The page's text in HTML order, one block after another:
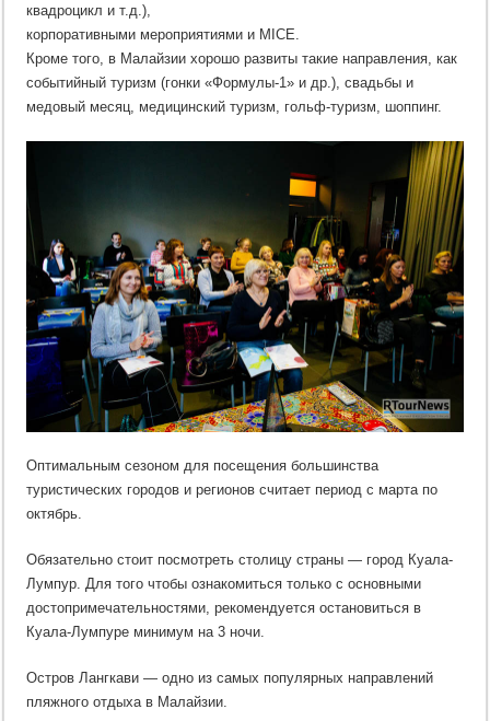
квадроцикл и т.д.),
корпоративными мероприятиями и MICE.
Кроме того, в Малайзии хорошо развиты такие направления, как
событийный туризм (гонки «Формулы-1» и др.), свадьбы и
медовый месяц, медицинский туризм, гольф-туризм, шоппинг.
Оптимальным сезоном для посещения большинства
туристических городов и регионов считает период с марта по
октябрь.
Обязательно стоит посмотреть столицу страны — город Куала-
Лумпур. Для того чтобы ознакомиться только с основными
достопримечательностями, рекомендуется остановиться в
Куала-Лумпуре минимум на 3 ночи.
Остров Лангкави — одно из самых популярных направлений
пляжного отдыха в Малайзии.